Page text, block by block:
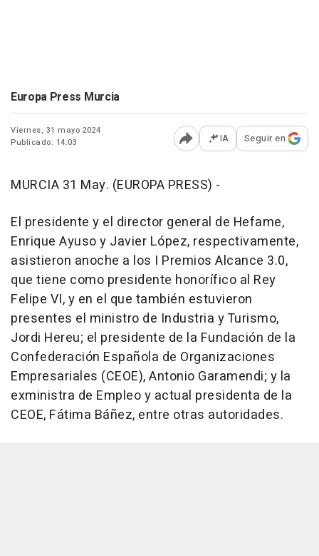
Europa Press Murcia
Viernes, 31 mayo 2024
Publicado: 14:03
Abrir opciones para
IA Seguir en
MURCIA 31 May. (EUROPA PRESS) -
El presidente y el director general de Hefame,
Enrique Ayuso y Javier López, respectivamente,
asistieron anoche a los I Premios Alcance 3.0,
que tiene como presidente honorífico al Rey
Felipe VI, y en el que también estuvieron
presentes el ministro de Industria y Turismo,
Jordi Hereu; el presidente de la Fundación de la
Confederación Española de Organizaciones
Empresariales (CEOE), Antonio Garamendi; y la
exministra de Empleo y actual presidenta de la
CEOE, Fátima Báñez, entre otras autoridades.